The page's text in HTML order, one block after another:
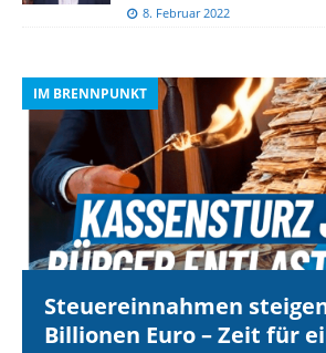
8. Februar 2022
IM BRENNPUNKT
Steuereinnahmen
Billionen Euro – Zeit für